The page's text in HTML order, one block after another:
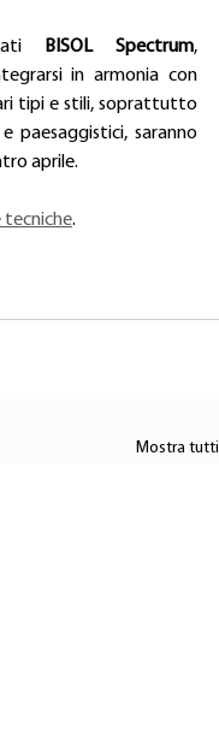
BISOL Spectrum,
in armonia con
tipi e stili, soprattutto
paesaggistici, saranno
aprile.
tecniche.
Mostra tutti